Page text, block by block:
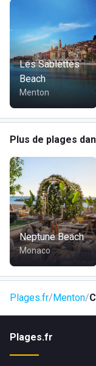
Les Sablettes
Beach
Menton
Plus de plages
Neptune Beach
Monaco
Plages.fr Menton
Plages.fr